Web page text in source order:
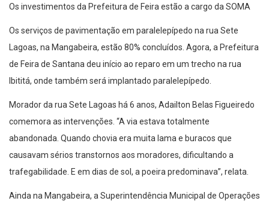
Os investimentos da Prefeitura de Feira estão a cargo da SOMA
Os serviços de pavimentação em paralelepípedo na rua Sete
Lagoas, na Mangabeira, estão 80% concluídos. Agora, a Prefeitura
de Feira de Santana deu início ao reparo em um trecho na rua
Ibititá, onde também será implantado paralelepípedo.
Morador da rua Sete Lagoas há 6 anos, Adailton Belas Figueiredo
comemora as intervenções. “A via estava totalmente
abandonada. Quando chovia era muita lama e buracos que
causavam sérios transtornos aos moradores, dificultando a
trafegabilidade. E em dias de sol, a poeira predominava”, relata.
Ainda na Mangabeira, a Superintendência Municipal de Operações